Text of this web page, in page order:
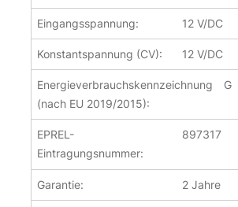
Eingangsspannung: 12 V/DC
Konstantspannung (CV): 12 V/DC
Energieverbrauchskennzeichnung
(nach EU 2019/2015):
G
EPREL-
Eintragungsnummer:
897317
Garantie: 2 Jahre